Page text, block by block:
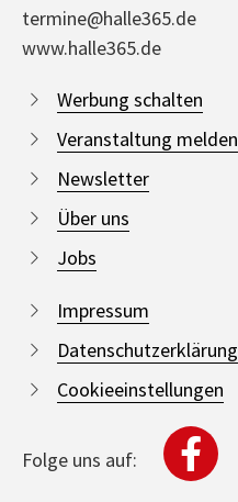
termine@halle365.de
www.halle365.de
Werbung schalten
Veranstaltung melden
Newsletter
Über uns
Jobs
Impressum
Datenschutzerklärung
Cookieeinstellungen
Folge uns auf: